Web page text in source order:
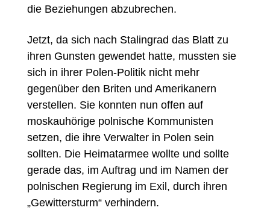
die Beziehungen abzubrechen.
Jetzt, da sich nach Stalingrad das Blatt zu
ihren Gunsten gewendet hatte, mussten sie
sich in ihrer Polen-Politik nicht mehr
gegenüber den Briten und Amerikanern
verstellen. Sie konnten nun offen auf
moskauhörige polnische Kommunisten
setzen, die ihre Verwalter in Polen sein
sollten. Die Heimatarmee wollte und sollte
gerade das, im Auftrag und im Namen der
polnischen Regierung im Exil, durch ihren
„Gewittersturm“ verhindern.